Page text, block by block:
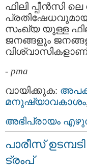
ഫിലി പ്പീന്‍സി
സംഖ്യ യുള്ള
ജനങ്ങളും
- pma
വായിക്കുക:
മനുഷ്യാവകാശം
അഭിപ്രായം
പാരീസ്
ട്രംപ്